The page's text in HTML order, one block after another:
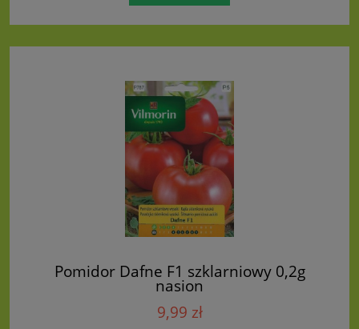
Pomidor Dafne F1 szklarniowy 0,2g
nasion
9,99 zł